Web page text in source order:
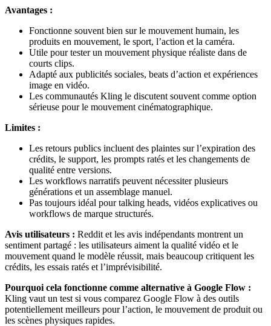
Avantages :
Fonctionne souvent bien sur le mouvement humain, les
produits en mouvement, le sport, l’action et la caméra.
Utile pour tester un mouvement physique réaliste dans de
courts clips.
Adapté aux publicités sociales, beats d’action et expériences
image en vidéo.
Les communautés Kling le discutent souvent comme option
sérieuse pour le mouvement cinématographique.
Limites :
Les retours publics incluent des plaintes sur l’expiration des
crédits, le support, les prompts ratés et les changements de
qualité entre versions.
Les workflows narratifs peuvent nécessiter plusieurs
générations et un assemblage manuel.
Pas toujours idéal pour talking heads, vidéos explicatives ou
workflows de marque structurés.
Avis utilisateurs : Reddit et les avis indépendants montrent un
sentiment partagé : les utilisateurs aiment la qualité vidéo et le
mouvement quand le modèle réussit, mais beaucoup critiquent les
crédits, les essais ratés et l’imprévisibilité.
Pourquoi cela fonctionne comme alternative à Google Flow :
Kling vaut un test si vous comparez Google Flow à des outils
potentiellement meilleurs pour l’action, le mouvement de produit ou
les scènes physiques rapides.